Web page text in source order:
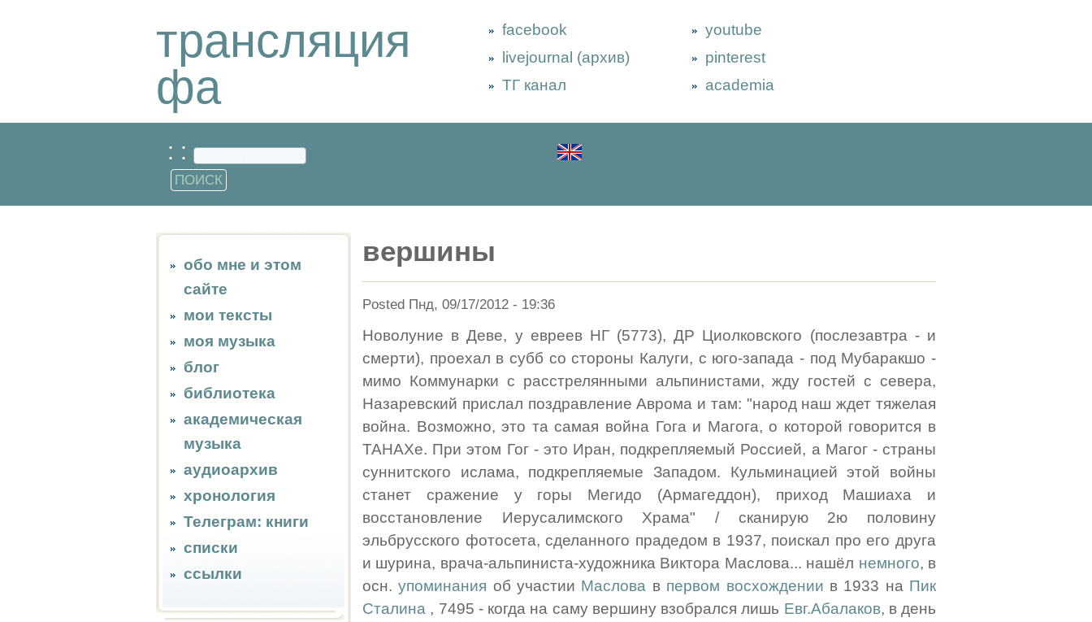
трансляция
фа
facebook
livejournal (архив)
ТГ канал
youtube
pinterest
academia
: :
обо мне и этом
сайте
мои тексты
моя музыка
блог
библиотека
академическая
музыка
аудиоархив
хронология
Телеграм: книги
списки
ссылки
вершины
Posted Пнд, 09/17/2012 - 19:36
Новолуние в Деве, у евреев НГ (5773), ДР Циолковского (послезавтра - и
смерти), проехал в субб со стороны Калуги, с юго-запада - под Мубаракшо -
мимо Коммунарки с расстрелянными альпинистами, жду гостей с севера,
Назаревский прислал поздравление Аврома и там: "народ наш ждет тяжелая
война. Возможно, это та самая война Гога и Магога, о которой говорится в
ТАНАХе. При этом Гог - это Иран, подкрепляемый Россией, а Магог - страны
суннитского ислама, подкрепляемые Западом. Кульминацией этой войны
станет сражение у горы Мегидо (Армагеддон), приход Машиаха и
восстановление Иерусалимского Храма" / сканирую 2ю половину
эльбрусского фотосета, сделанного прадедом в 1937, поискал про его друга
и шурина, врача-альпиниста-художника Виктора Маслова... нашёл немного, в
осн.упоминания об участии Маслова в первом восхождении в 1933 на Пик
Сталина , 7495 - когда на саму вершину взобрался лишь Евг.Абалаков, в день